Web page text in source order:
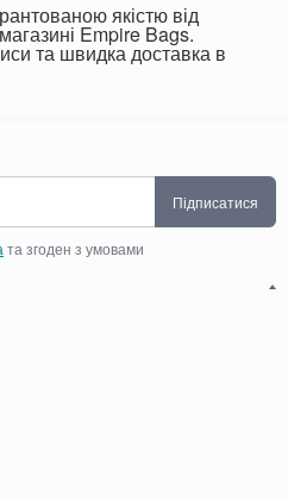
якістю від
Empire Bags.
та швидка доставка в
Підписатися
та згоден з умовами